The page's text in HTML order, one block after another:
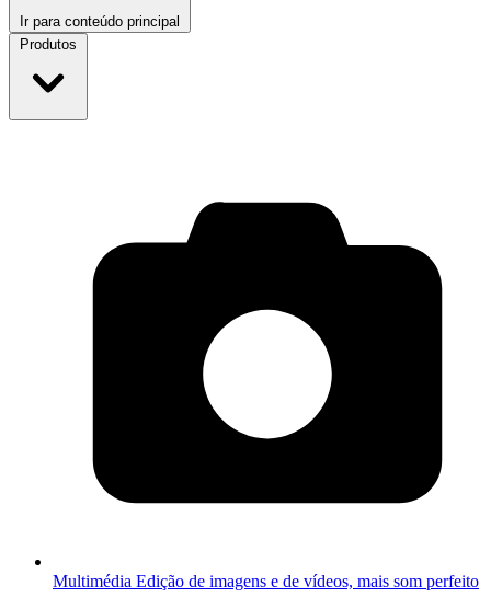
Ir para conteúdo principal
Produtos
Multimédia Edição de imagens e de vídeos, mais som perfeito